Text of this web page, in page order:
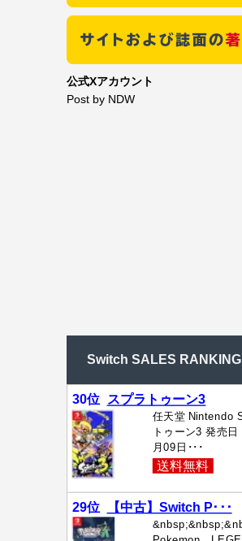
公式Xアカウント
Post by NDW
Switch SALES RANKING